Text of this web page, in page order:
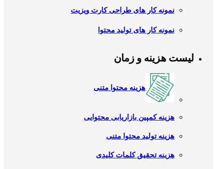
نمونه کار های طراحی کارت ویزیت
نمونه کار های تولید محتوا
لیست هزینه و زمان
هزینه محتوا متنی
هزینه کمپین بازاریابی محتوایی
هزینه تولید محتوا متنی
هزینه تحقیق کلمات کلیدی